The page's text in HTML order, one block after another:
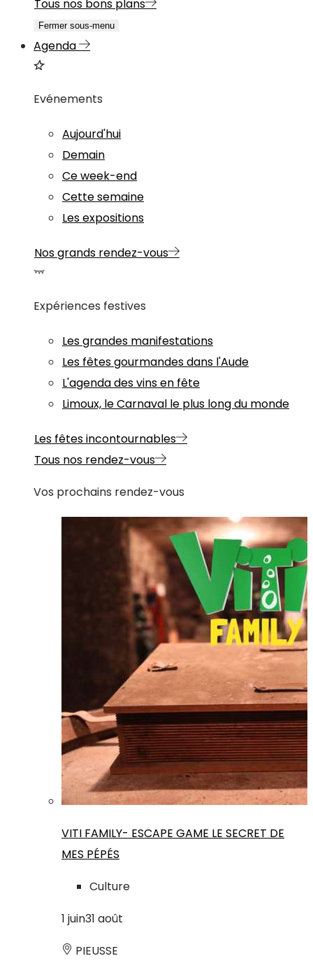
Tous nos bons plans
Fermer sous-menu
Agenda
Evénements
Aujourd'hui
Demain
Ce week-end
Cette semaine
Les expositions
Nos grands rendez-vous
Expériences festives
Les grandes manifestations
Les fêtes gourmandes dans l'Aude
L'agenda des vins en fête
Limoux, le Carnaval le plus long du monde
Les fêtes incontournables
Tous nos rendez-vous
Vos prochains rendez-vous
VITI FAMILY- ESCAPE GAME LE SECRET DE
MES PÉPÉS
Culture
1 juin31 août
PIEUSSE